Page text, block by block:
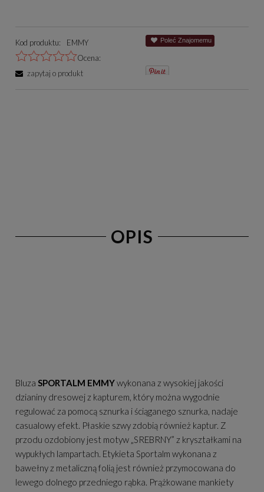
Kod produktu:
EMMY
Ocena:
zapytaj o produkt
Poleć Znajomemu
OPIS
Bluza SPORTALM EMMYwykonana z wysokiej jakości
dzianiny dresowej z kapturem, który można wygodnie
regulować za pomocą sznurka i ściąganego sznurka, nadaje
casualowy efekt. Płaskie szwy zdobią również kaptur. Z
przodu ozdobiony jest motyw „SREBRNY” z kryształkami na
wypukłych lampartach. Etykieta Sportalm wykonana z
bawełny z metaliczną folią jest również przymocowana do
lewego dolnego przedniego rąbka. Prążkowane mankiety